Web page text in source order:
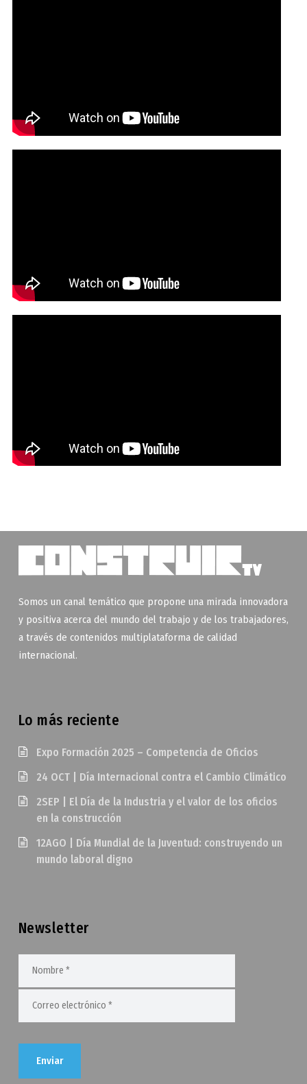
Somos un canal temático que propone una mirada innovadora
y positiva acerca del mundo del trabajo y de los trabajadores,
a través de contenidos multiplataforma de calidad
internacional.
Lo más reciente
Expo Formación 2025 – Competencia de Oficios
24 OCT | Día Internacional contra el Cambio Climático
2SEP | El Día de la Industria y el valor de los oficios
en la construcción
12AGO | Día Mundial de la Juventud: construyendo un
mundo laboral digno
Newsletter